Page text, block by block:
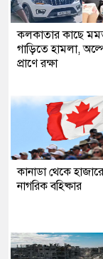
কলকাতার কাছে
গাড়িতে হামলা,
প্রাণে রক্ষা
কানাডা থেকে
নাগরিক বহিষ্কার